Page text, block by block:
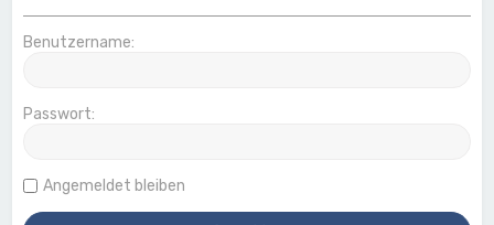
Benutzername:
Passwort:
Angemeldet bleiben